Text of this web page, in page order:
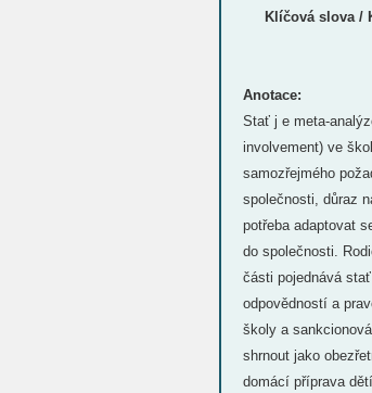
Klíčová slova /
Anotace:
Stať j e meta-
involvement) ve
samozřejmého
společnosti, důraz
potřeba adaptovat
do společnosti.
části pojednává
odpovědností a
školy a
shrnout jako
domácí příprava